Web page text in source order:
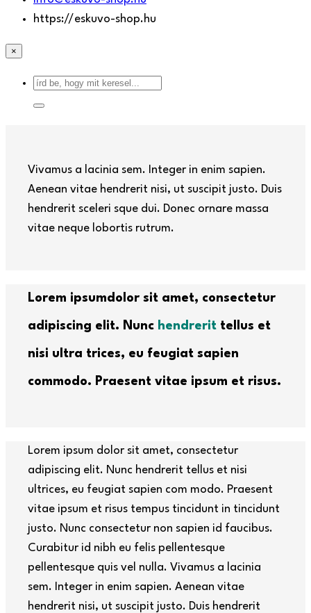
https://eskuvo-shop.hu
×
Vivamus a lacinia sem. Integer in enim sapien.
Aenean vitae hendrerit nisi, ut suscipit justo. Duis
hendrerit sceleri sque dui. Donec ornare massa
vitae neque lobortis rutrum.
Lorem ipsumdolor sit amet, consectetur
adipiscing elit. Nunc hendrerit tellus et
nisi ultra trices, eu feugiat sapien
commodo. Praesent vitae ipsum et risus.
Lorem ipsum dolor sit amet, consectetur
adipiscing elit. Nunc hendrerit tellus et nisi
ultrices, eu feugiat sapien com modo. Praesent
vitae ipsum et risus tempus tincidunt in tincidunt
justo. Nunc consectetur non sapien id faucibus.
Curabitur id nibh eu felis pellentesque
pellentesque quis vel nulla. Vivamus a lacinia
sem. Integer in enim sapien. Aenean vitae
hendrerit nisi, ut suscipit justo. Duis hendrerit